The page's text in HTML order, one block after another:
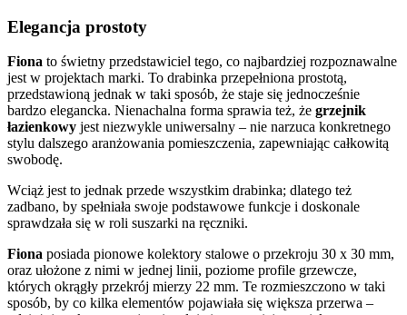
Elegancja prostoty
Fiona to świetny przedstawiciel tego, co najbardziej rozpoznawalne
jest w projektach marki. To drabinka przepełniona prostotą,
przedstawioną jednak w taki sposób, że staje się jednocześnie
bardzo elegancka. Nienachalna forma sprawia też, że grzejnik
łazienkowy jest niezwykle uniwersalny – nie narzuca konkretnego
stylu dalszego aranżowania pomieszczenia, zapewniając całkowitą
swobodę.
Wciąż jest to jednak przede wszystkim drabinka; dlatego też
zadbano, by spełniała swoje podstawowe funkcje i doskonale
sprawdzała się w roli suszarki na ręczniki.
Fiona posiada pionowe kolektory stalowe o przekroju 30 x 30 mm,
oraz ułożone z nimi w jednej linii, poziome profile grzewcze,
których okrągły przekrój mierzy 22 mm. Te rozmieszczono w taki
sposób, by co kilka elementów pojawiała się większa przerwa –